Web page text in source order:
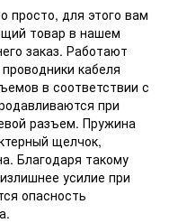
просто, для этого вам
товар в нашем
заказ. Работают
кабеля
в соответствии с
при
разъем. Пружина
щелчок,
Благодаря такому
усилие при
опасность